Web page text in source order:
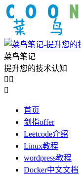
菜鸟笔记
提升您的技术认知
 

首页
剑指offer
Leetcode介绍
Linux教程
wordpress教程
Docker中文文档